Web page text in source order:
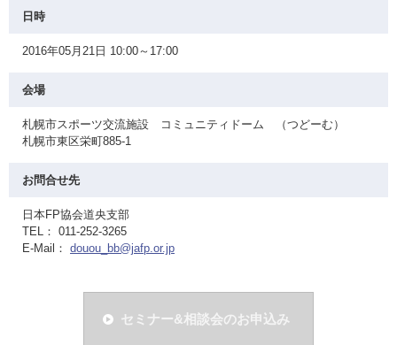
日時
2016年05月21日 10:00～17:00
会場
札幌市スポーツ交流施設 コミュニティドーム （つどーむ）
札幌市東区栄町885-1
お問合せ先
日本FP協会道央支部
TEL： 011-252-3265
E-Mail： douou_bb@jafp.or.jp
セミナー&相談会のお申込み